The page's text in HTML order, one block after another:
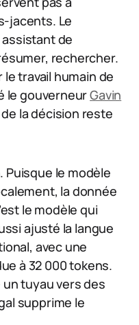
jacents. Le
de
rechercher.
le travail humain de
le gouverneurGavin
la décision reste
Puisque le modèle
la donnée
le modèle qui
ajusté la langue
avec une
à 32 000 tokens.
un tuyau vers des
supprime le